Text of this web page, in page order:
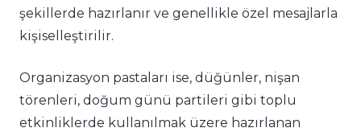
şekillerde hazırlanır ve genellikle özel mesajlarla
kişiselleştirilir.
Organizasyon pastaları ise, düğünler, nişan
törenleri, doğum günü partileri gibi toplu
etkinliklerde kullanılmak üzere hazırlanan